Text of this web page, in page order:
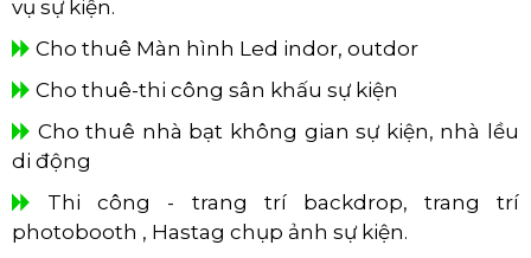
vụ sự kiện.
Cho thuê Màn hình Led indor, outdor
Cho thuê-thi công sân khấu sự kiện
Cho thuê nhà bạt không gian sự kiện, nhà lều
di động
Thi công - trang trí backdrop, trang trí
photobooth , Hastag chụp ảnh sự kiện.